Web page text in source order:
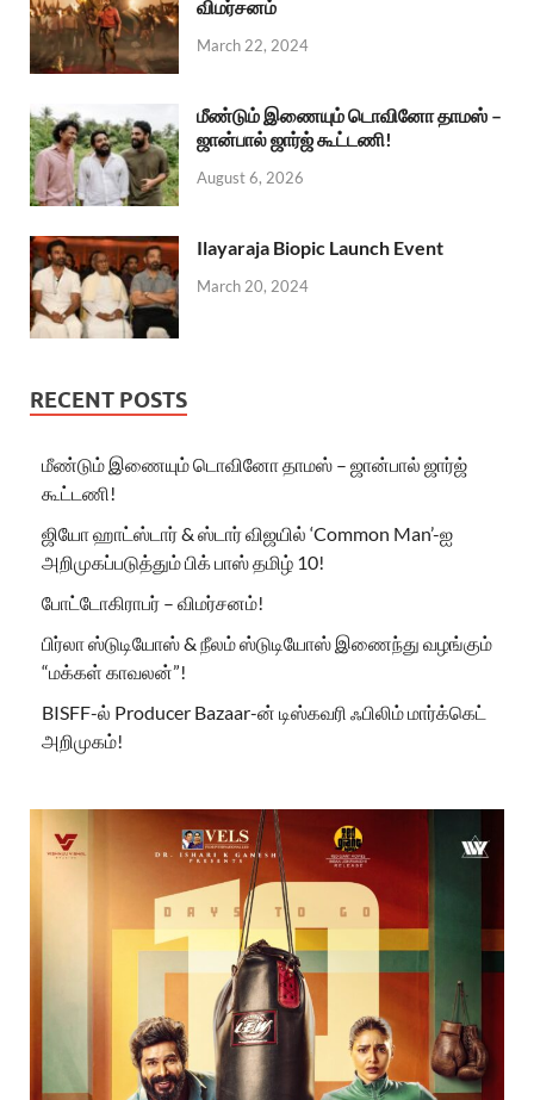
விமர்சனம்
March 22, 2024
மீண்டும் இணையும் டொவினோ தாமஸ் –
ஜான்பால் ஜார்ஜ் கூட்டணி!
August 6, 2026
Ilayaraja Biopic Launch Event
March 20, 2024
RECENT POSTS
மீண்டும் இணையும் டொவினோ தாமஸ் – ஜான்பால் ஜார்ஜ்
கூட்டணி!
ஜியோ ஹாட்ஸ்டார் & ஸ்டார் விஜயில் ‘Common Man’-ஐ
அறிமுகப்படுத்தும் பிக் பாஸ் தமிழ் 10!
போட்டோகிராபர் – விமர்சனம்!
பிர்லா ஸ்டுடியோஸ் & நீலம் ஸ்டுடியோஸ் இணைந்து வழங்கும்
“மக்கள் காவலன்”!
BISFF-ல் Producer Bazaar-ன் டிஸ்கவரி ஃபிலிம் மார்க்கெட்
அறிமுகம்!